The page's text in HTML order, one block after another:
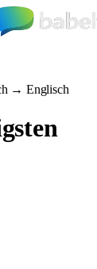
→ Englisch